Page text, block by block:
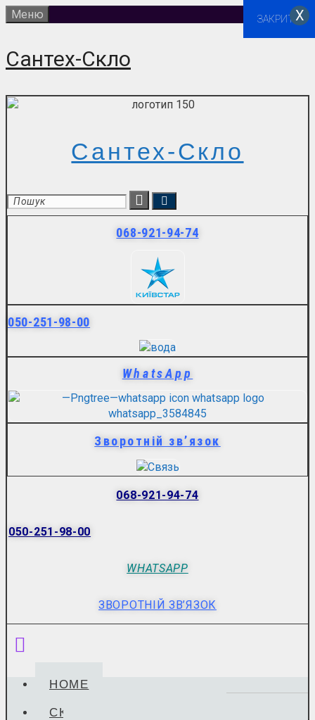
Перейти
до
Меню
Сантех-Скло
Сантех-Скло
068-921-94-74
050-251-98-00
WhatsApp
Зворотній зв’язок
068-921-94-74
050-251-98-00
WHATSAPP
ЗВОРОТНІЙ ЗВ’ЯЗОК
HOME
СКЛО ПІД ЗАМОВЛЕННЯ
ЗАКРИТИХ